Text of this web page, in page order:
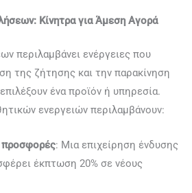
Κίνητρα για Άμεση Αγορά
περιλαμβάνει ενέργειες που
της ζήτησης και την παρακίνηση
ένα προϊόν ή υπηρεσία.
ενεργειών περιλαμβάνουν:
προσφορές: Μια επιχείρηση ένδυσης
έκπτωση 20% σε νέους